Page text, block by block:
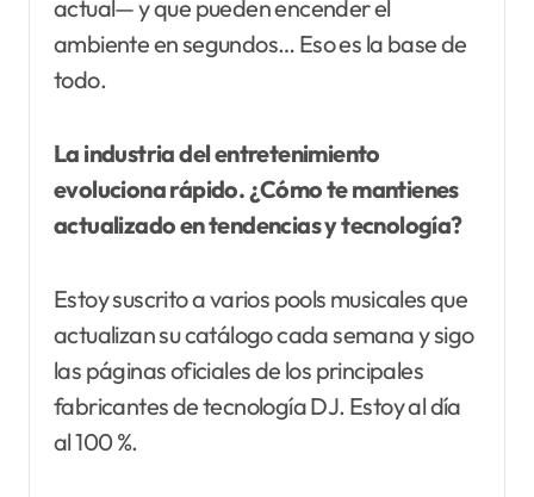
actual— y que pueden encender el
ambiente en segundos… Eso es la base de
todo.
La industria del entretenimiento
evoluciona rápido. ¿Cómo te mantienes
actualizado en tendencias y tecnología?
Estoy suscrito a varios pools musicales que
actualizan su catálogo cada semana y sigo
las páginas oficiales de los principales
fabricantes de tecnología DJ. Estoy al día
al 100 %.